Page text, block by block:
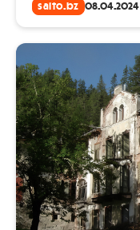
salto.bz 08.04.2024